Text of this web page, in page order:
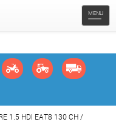
MENU
1.5 HDI EAT8 130 CH /